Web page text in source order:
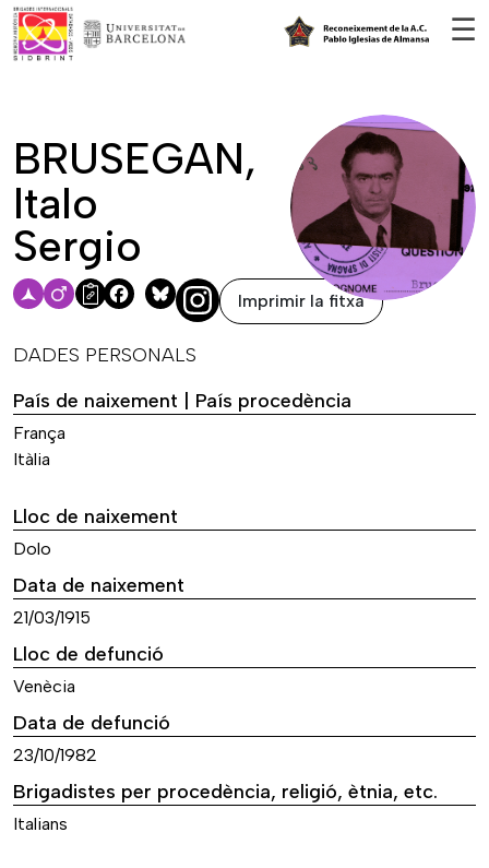
☰
BRUSEGAN,
Italo
Sergio
Facebook
Bluesky Imprimir la fitxa
DADES PERSONALS
País de naixement | País procedència
França
Itàlia
Lloc de naixement
Dolo
Data de naixement
21/03/1915
Lloc de defunció
Venècia
Data de defunció
23/10/1982
Brigadistes per procedència, religió, ètnia, etc.
Italians